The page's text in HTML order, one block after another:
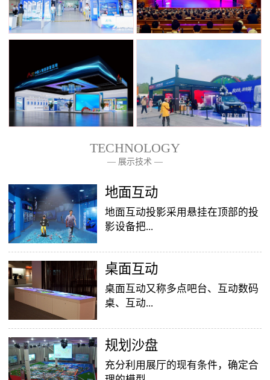
TECHNOLOGY
— 展示技术 —
地面互动
地面互动投影采用悬挂在顶部的投
影设备把...
影像效果投射到地面，当参访着走
至投影区域时，通过系统识别，参
访者可以直接使用双脚或动作与投
效果就会随着你的脚步产生相应的
变幻。地面互动投影系统是集虚拟
互动投影项目，包括水波纹、翻
桌面互动
桌面互动又称多点吧台、互动数码
桌、互动...
投影桌面，让普通的吧台（桌面）
变成一个多媒体互动娱乐游戏消费
平台，图文并茂，形式新颖，令桌
​规划沙盘
充分利用展厅的现有条件，确定合